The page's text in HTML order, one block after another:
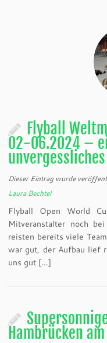
Flyball
02-06.2024 –
Dieser Eintrag wurde
Laura Bechtel
Flyball Open World
Mitveranstalter noch
reisten bereits viele
war gut, der Aufbau lief
uns gut […]
Hambrücken